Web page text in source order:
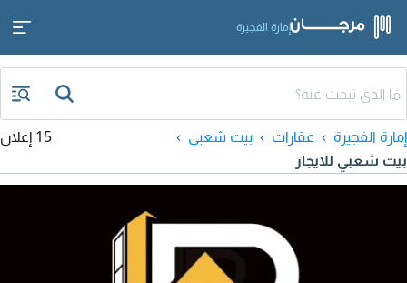
إمارة الفجيرة
إمارة الفجيرة عقارات
بيت شعبي
بيت شعبي للايجار
15 إعلان